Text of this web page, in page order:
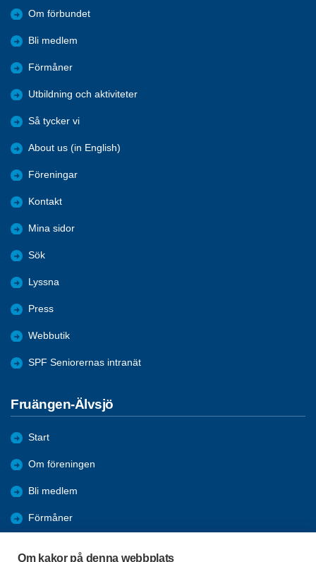
Om kakor på denna webbplats
Om förbundet
Bli medlem
Förmåner
Utbildning och aktiviteter
Så tycker vi
About us (in English)
Föreningar
Kontakt
Mina sidor
Sök
Lyssna
Press
Webbutik
SPF Seniorernas intranät
Fruängen-Älvsjö
Start
Om föreningen
Bli medlem
Förmåner